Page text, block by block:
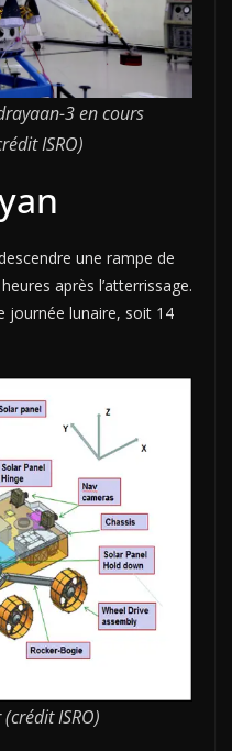
3 en cours
ISRO)
une rampe de
après l’atterrissage.
journée lunaire, soit 14
ISRO)